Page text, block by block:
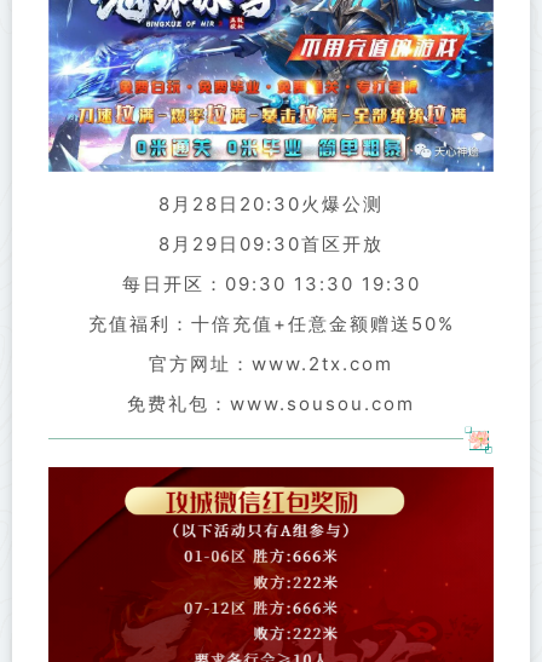
8月28日20:30火爆公测
8月29日09:30首区开放
每日开区：09:30 13:30 19:30
充值福利： 十倍充值+任意金额赠送50%
官方网址：www.2tx.com
免费礼包：www.sousou.com